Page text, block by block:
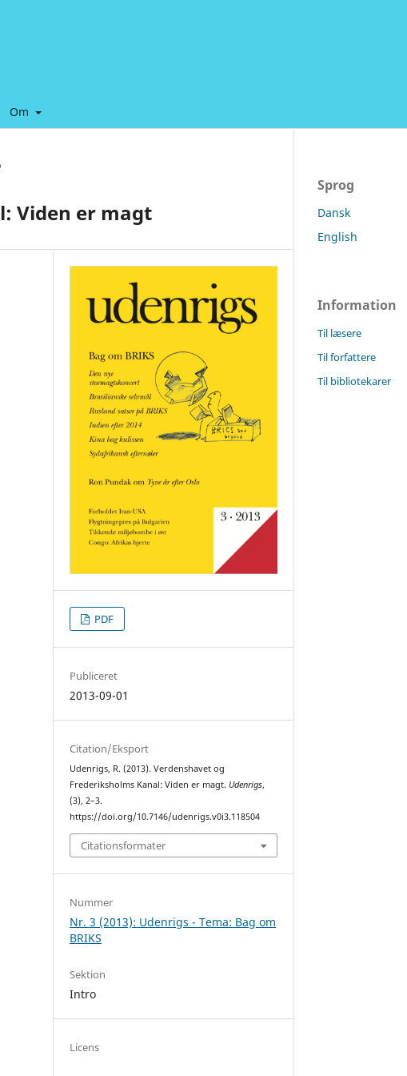
Om
Viden er magt
PDF
Publiceret
2013-09-01
Citation/Eksport
Udenrigs, R. (2013). Verdenshavet og
Frederiksholms Kanal: Viden er magt. Udenrigs,
(3), 2–3.
https://doi.org/10.7146/udenrigs.v0i3.118504
Citationsformater
Nummer
Nr. 3 (2013): Udenrigs - Tema: Bag om
BRIKS
Sektion
Intro
Licens
Sprog
Dansk
English
Information
Til læsere
Til forfattere
Til bibliotekarer